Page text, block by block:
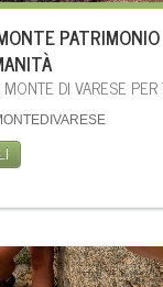
PATRIMONIO
DI VARESE PER